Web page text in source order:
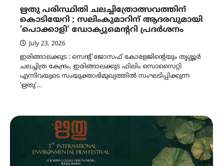
ഋതു പരിസ്ഥിതി ചലച്ചിത്രോത്സവത്തിന്
കൊടിയേറി ; സലിംകുമാറിന് ആദരവുമായി
‘പൊക്കാളി’ ഡോക്യുമെന്ററി പ്രദർശനം
July 23, 2026
ഇരിങ്ങാലക്കുട : സെന്റ് ജോസഫ് കോളേജിന്റെയും തൃശ്ശൂർ
ചലച്ചിത്ര കേന്ദ്രം, ഇരിങ്ങാലക്കുട ഫിലിം സൊസൈറ്റി
എന്നിവയുടെ സംയുക്താഭിമുഖ്യത്തിൽ സംഘടിപ്പിക്കുന്ന
‘ഋതു’…